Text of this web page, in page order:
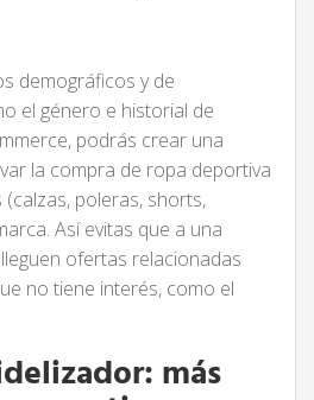
demográficos y de
el género e historial de
podrás crear una
la compra de ropa deportiva
poleras, shorts,
Así evitas que a una
ofertas relacionadas
no tiene interés, como el
más